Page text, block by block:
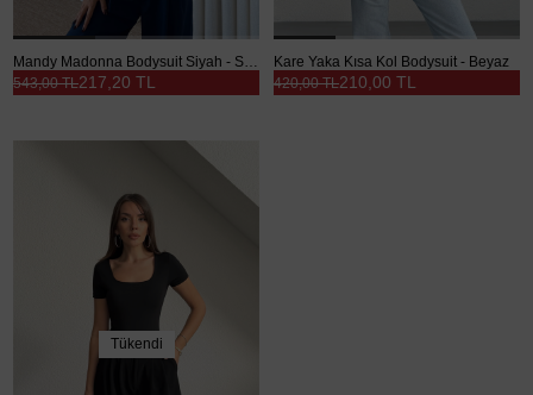
217,20 TL
543,00 TL
Kare Yaka Kısa Kol Bodysuit - Beyaz
210,00 TL
420,00 TL
Tükendi